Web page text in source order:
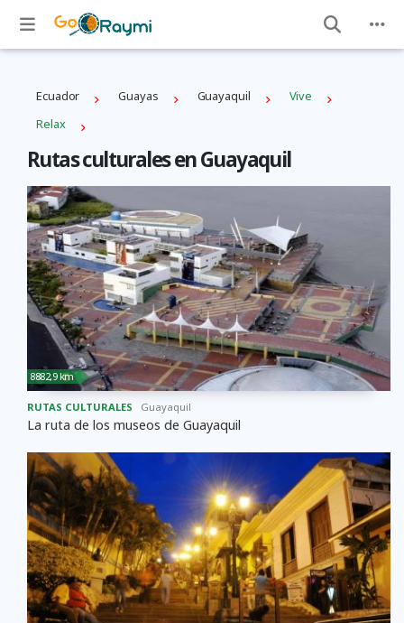
Ecuador Guayas Guayaquil
Vive
Relax
Rutas culturales en Guayaquil
8882,9 km
RUTAS CULTURALES Guayaquil
La ruta de los museos de Guayaquil